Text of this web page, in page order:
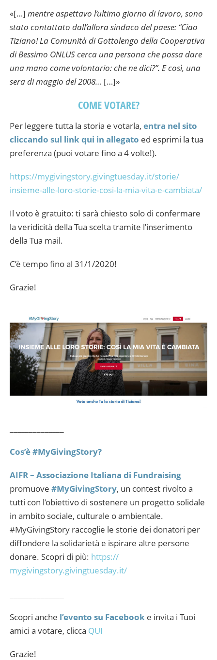
«[…] mentre aspettavo l’ultimo giorno di lavoro, sono
stato contattato dall’allora sindaco del paese: “Ciao
Tiziano! La Comunità di Gottolengo della Cooperativa
di Bessimo ONLUS cerca una persona che possa dare
una mano come volontario: che ne dici?”. E così, una
sera di maggio del 2008… […]»
COME VOTARE?
Per leggere tutta la storia e votarla, entra nel sito
cliccando sul link qui in allegato ed esprimi la tua
preferenza (puoi votare fino a 4 volte!).
https://mygivingstory.givingtuesday.it/storie/
insieme-alle-loro-storie-cosi-la-mia-vita-e-cambiata/
Il voto è gratuito: ti sarà chiesto solo di confermare
la veridicità della Tua scelta tramite l’inserimento
della Tua mail.
C’è tempo fino al 31/1/2020!
Grazie!
Cos’è #MyGivingStory?
AIFR – Associazione Italiana di Fundraising
promuove #MyGivingStory, un contest rivolto a
tutti con l’obiettivo di sostenere un progetto solidale
in ambito sociale, culturale o ambientale.
#MyGivingStory raccoglie le storie dei donatori per
diffondere la solidarietà e ispirare altre persone
donare. Scopri di più: https://
mygivingstory.givingtuesday.it/
Scopri anche l’evento su Facebook e invita i Tuoi
amici a votare, clicca QUI
Grazie!